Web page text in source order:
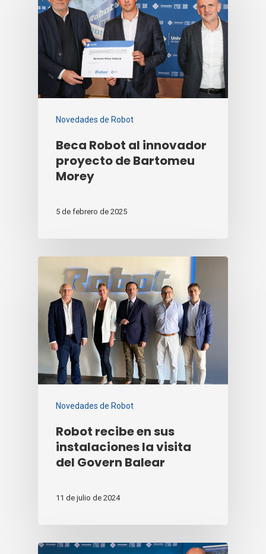
Novedades de Robot
Beca Robot al innovador
proyecto de Bartomeu
Morey
5 de febrero de 2025
Novedades de Robot
Robot recibe en sus
instalaciones la visita
del Govern Balear
11 de julio de 2024
Certificaciones y
Integra
CONTACTO
ESP
ENG
Robot, S.A.
Gremi de Cirurgians i Barbers 22
España